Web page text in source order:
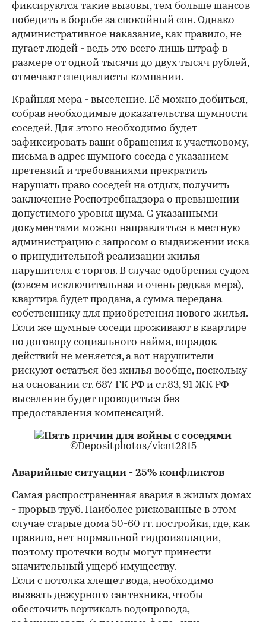
фиксируются такие вызовы, тем больше шансов
победить в борьбе за спокойный сон. Однако
административное наказание, как правило, не
пугает людей - ведь это всего лишь штраф в
размере от одной тысячи до двух тысяч рублей,
отмечают специалисты компании.
Крайняя мера - выселение. Её можно добиться,
собрав необходимые доказательства шумности
соседей. Для этого необходимо будет
зафиксировать ваши обращения к участковому,
письма в адрес шумного соседа с указанием
претензий и требованиями прекратить
нарушать право соседей на отдых, получить
заключение Роспотребнадзора о превышении
допустимого уровня шума. С указанными
документами можно направляться в местную
администрацию с запросом о выдвижении иска
о принудительной реализации жилья
нарушителя с торгов. В случае одобрения судом
(совсем исключительная и очень редкая мера),
квартира будет продана, а сумма передана
собственнику для приобретения нового жилья.
Если же шумные соседи проживают в квартире
по договору социального найма, порядок
действий не меняется, а вот нарушители
рискуют остаться без жилья вообще, поскольку
на основании ст. 687 ГК РФ и ст.83, 91 ЖК РФ
выселение будет проводиться без
предоставления компенсаций.
©Depositphotos/vicnt2815
Аварийные ситуации - 25% конфликтов
Самая распространенная авария в жилых домах
- прорыв труб. Наиболее рискованные в этом
случае старые дома 50-60 гг. постройки, где, как
правило, нет нормальной гидроизоляции,
поэтому протечки воды могут принести
значительный ущерб имуществу.
Если с потолка хлещет вода, необходимо
вызвать дежурного сантехника, чтобы
обесточить вертикаль водопровода,